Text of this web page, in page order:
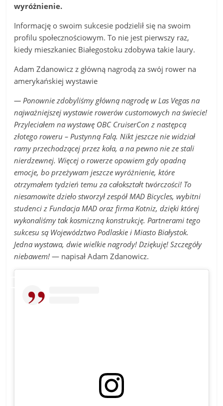
wyróżnienie.
Informację o swoim sukcesie podzielił się na swoim
profilu społecznościowym. To nie jest pierwszy raz,
kiedy mieszkaniec Białegostoku zdobywa takie laury.
Adam Zdanowicz z główną nagrodą za swój rower na
amerykańskiej wystawie
— Ponownie zdobyliśmy główną nagrodę w Las Vegas na
najważniejszej wystawie rowerów customowych na świecie!
Przyleciałem na wystawę OBC CruiserCon z następcą
złotego roweru – Pustynną Falą. Nikt jeszcze nie widział
ramy przechodzącej przez koła, a na pewno nie ze stali
nierdzewnej. Więcej o rowerze opowiem gdy opadną
emocje, bo przeżywam jeszcze wyróżnienie, które
otrzymałem tydzień temu za całokształt twórczości! To
niesamowite dzieło stworzył zespół MAD Bicycles, wybitni
studenci z Fundacja MAD oraz firma Kotniz, dzięki której
wykonaliśmy tak kosmiczną konstrukcję. Partnerami tego
sukcesu są Województwo Podlaskie i Miasto Białystok.
Jedna wystawa, dwie wielkie nagrody! Dziękuję! Szczegóły
niebawem! — napisał Adam Zdanowicz.